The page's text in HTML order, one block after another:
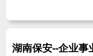
湖南保安--企业事